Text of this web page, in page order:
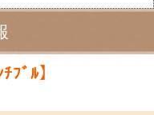
ﾌﾞﾙ】